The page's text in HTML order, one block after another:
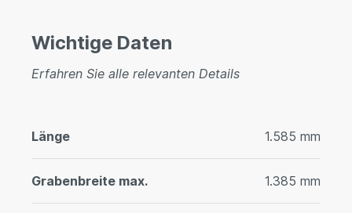
Wichtige Daten
Erfahren Sie alle relevanten Details
Länge 1.585 mm
Grabenbreite max. 1.385 mm